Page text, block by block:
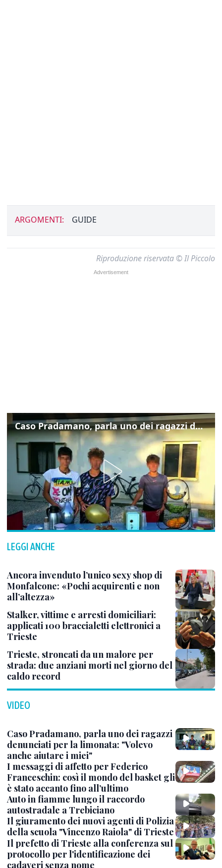
ARGOMENTI: GUIDE
Riproduzione riservata © Il Piccolo
Caso Pradamano, parla uno dei ragazzi denunciati per la limonata: "Volevo anche aiutare i miei"
LEGGI ANCHE
Ancora invenduto l’unico sexy shop di
Monfalcone: «Pochi acquirenti e non
all’altezza»
Stalker, vittime e arresti domiciliari:
applicati 100 braccialetti elettronici a
Trieste
Trieste, stroncati da un malore per
strada: due anziani morti nel giorno del
caldo record
VIDEO
Caso Pradamano, parla uno dei ragazzi
denunciati per la limonata: "Volevo
anche aiutare i miei"
I messaggi di affetto per Federico
Franceschin: così il mondo del basket gli
è stato accanto fino all’ultimo
Auto in fiamme lungo il raccordo
autostradale a Trebiciano
Il giuramento dei nuovi agenti di Polizia
della scuola "Vincenzo Raiola" di Trieste
Il prefetto di Trieste alla conferenza sul
protocollo per l'identificazione dei
cadaveri senza nome